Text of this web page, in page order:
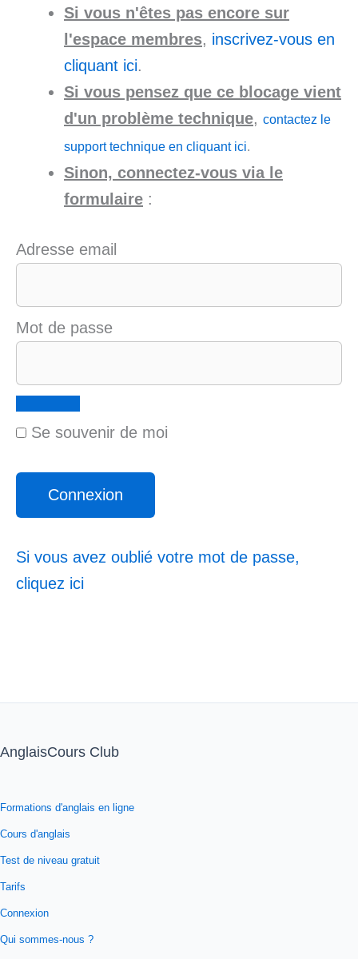
Si vous n'êtes pas encore sur
l'espace membres, inscrivez-vous en
cliquant ici.
Si vous pensez que ce blocage vient
d'un problème technique, contactez le
support technique en cliquant ici.
Sinon, connectez-vous via le
formulaire :
Adresse email
Mot de passe
Se souvenir de moi
Si vous avez oublié votre mot de passe,
cliquez ici
AnglaisCours Club
Formations d'anglais en ligne
Cours d'anglais
Test de niveau gratuit
Tarifs
Connexion
Qui sommes-nous ?